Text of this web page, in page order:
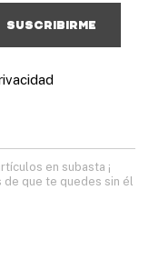
en subasta ¡
que te quedes sin él